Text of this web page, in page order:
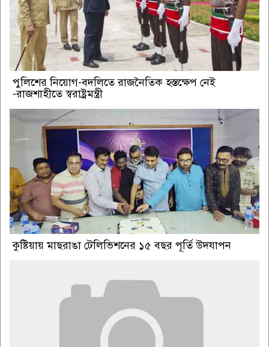
পুলিশের নিয়োগ-বদলিতে রাজনৈতিক হস্তক্ষেপ নেই
-রাজশাহীতে স্বরাষ্ট্রমন্ত্রী
কুষ্টিয়ায় মাছরাঙা টেলিভিশনের ১৫ বছর পূর্তি উদযাপন